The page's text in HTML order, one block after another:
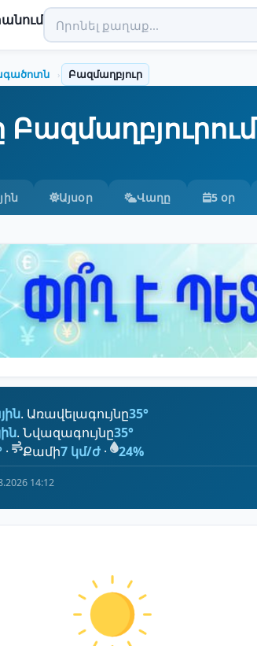
› Բազմաղբյուր
Այսօր Վաղը 5 օր
. Առավելագույնը35°
. Նվազագույնը35°
· Քամի7 կմ/ժ · 24%
14:12